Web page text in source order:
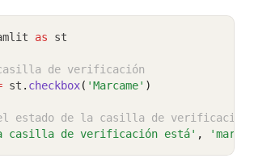
as st
de verificación
st . checkbox( 'Marcame' )
estado de la casilla de verificación
casilla de verificación está' ,